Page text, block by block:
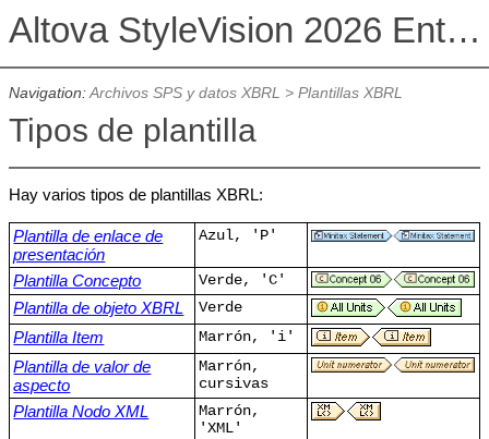
Altova StyleVision 2026 Enterprise Edition
Navigation:Archivos SPS y datos XBRL > Plantillas XBRL
Tipos de plantilla
Hay varios tipos de plantillas XBRL:
Plantilla de enlace de
presentación
Azul, 'P'
Plantilla Concepto Verde, 'C'
Plantilla de objeto XBRL Verde
Plantilla Item Marrón, 'i'
Plantilla de valor de
aspecto
Marrón,
cursivas
Plantilla Nodo XML
Marrón,
'XML'